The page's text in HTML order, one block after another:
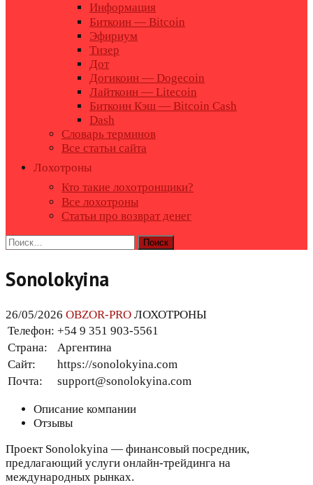
Информация
Биткоин — Bitcoin
Эфириум
Тизер
Дот
Догикоин — Dogecoin
Лайткоин — Litecoin
Биткоин Кэш — Bitcoin Cash
Dash
Словарь терминов
Все статьи сайта
Лохотроны
Кто такие лохотронщики?
Все лохотроны
Статьи про возврат денег
Найти:
Sonolokyina
26/05/2026 OBZOR-PRO ЛОХОТРОНЫ
Телефон: +54 9 351 903-5561
Страна:
Аргентина
Сайт:
https://sonolokyina.com
Почта:
support@sonolokyina.com
Описание компании
Отзывы
Проект Sonolokyina — финансовый посредник,
предлагающий услуги онлайн-трейдинга на
международных рынках.